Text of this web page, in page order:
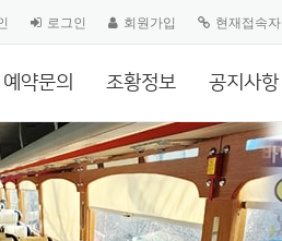
로그인 회원가입 현재접속자
예약문의 조황정보 공지사항